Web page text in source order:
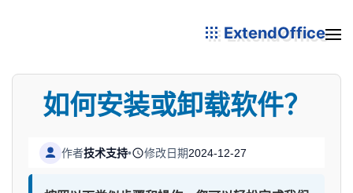
ExtendOffice
如何安装或卸载软件？
作者技术支持• 修改日期2024-12-27